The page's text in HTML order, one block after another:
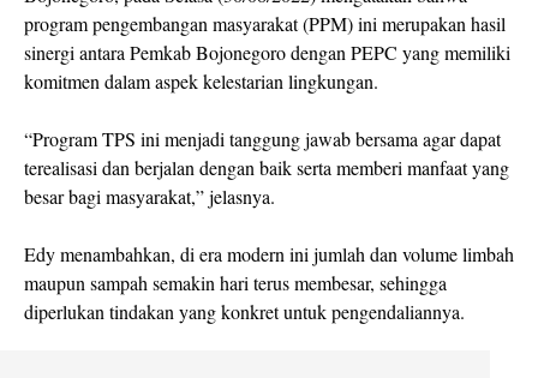
program pengembangan masyarakat (PPM) ini merupakan hasil
sinergi antara Pemkab Bojonegoro dengan PEPC yang memiliki
komitmen dalam aspek kelestarian lingkungan.
“Program TPS ini menjadi tanggung jawab bersama agar dapat
terealisasi dan berjalan dengan baik serta memberi manfaat yang
besar bagi masyarakat,” jelasnya.
Edy menambahkan, di era modern ini jumlah dan volume limbah
maupun sampah semakin hari terus membesar, sehingga
diperlukan tindakan yang konkret untuk pengendaliannya.